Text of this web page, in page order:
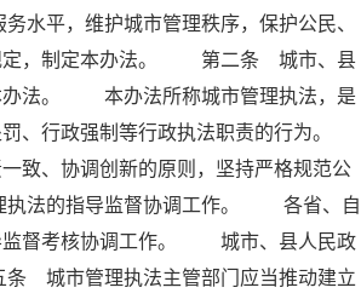
，维护城市管理秩序，保护公民、
规定，制定本办法。 第二条 城市、县
办法。 本办法所称城市管理执法，是
、行政强制等行政执法职责的行为。
、协调创新的原则，坚持严格规范公
执法的指导监督协调工作。 各省、自
监督考核协调工作。 城市、县人民政
城市管理执法主管部门应当推动建立